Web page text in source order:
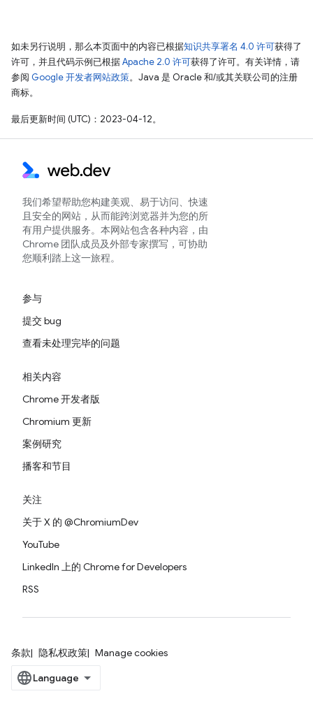
如未另行说明，那么本页面中的内容已根据知识共享署名 4.0 许可获得了
许可，并且代码示例已根据Apache 2.0 许可获得了许可。有关详情，请
参阅 Google 开发者网站政策。Java 是 Oracle 和/或其关联公司的注册
商标。
最后更新时间 (UTC)：2023-04-12。
我们希望帮助您构建美观、易于访问、快速
且安全的网站，从而能跨浏览器并为您的所
有用户提供服务。本网站包含各种内容，由
Chrome 团队成员及外部专家撰写，可协助
您顺利踏上这一旅程。
参与
提交 bug
查看未处理完毕的问题
相关内容
Chrome 开发者版
Chromium 更新
案例研究
播客和节目
关注
关于 X 的 @ChromiumDev
YouTube
LinkedIn 上的 Chrome for Developers
RSS
条款 隐私权政策 Manage cookies